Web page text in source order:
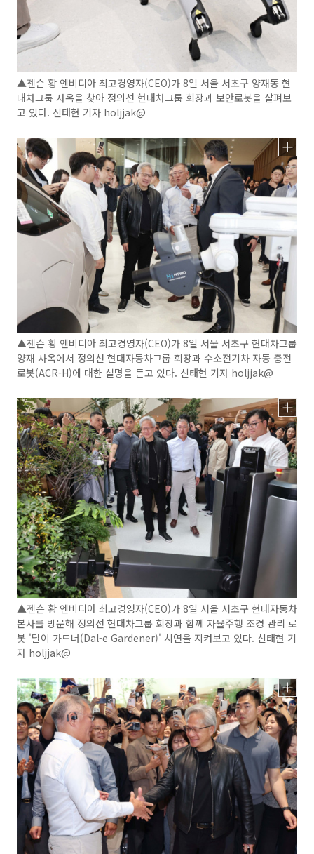
▲젠슨 황 엔비디아 최고경영자(CEO)가 8일 서울 서초구 양재동 현
대차그룹 사옥을 찾아 정의선 현대차그룹 회장과 보안로봇을 살펴보
고 있다. 신태현 기자 holjjak@
▲젠슨 황 엔비디아 최고경영자(CEO)가 8일 서울 서초구 현대차그룹
양재 사옥에서 정의선 현대자동차그룹 회장과 수소전기차 자동 충전
로봇(ACR-H)에 대한 설명을 듣고 있다. 신태현 기자 holjjak@
▲젠슨 황 엔비디아 최고경영자(CEO)가 8일 서울 서초구 현대자동차
본사를 방문해 정의선 현대차그룹 회장과 함께 자율주행 조경 관리 로
봇 '달이 가드너(Dal-e Gardener)' 시연을 지켜보고 있다. 신태현 기
자 holjjak@